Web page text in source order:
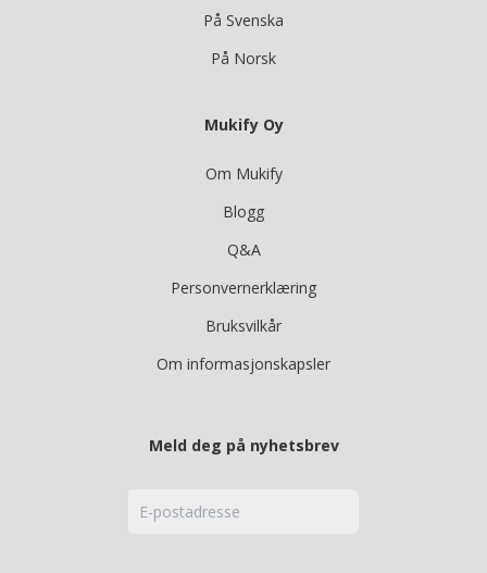
På Svenska
På Norsk
Mukify Oy
Om Mukify
Blogg
Q&A
Personvernerklæring
Bruksvilkår
Om informasjonskapsler
Meld deg på nyhetsbrev